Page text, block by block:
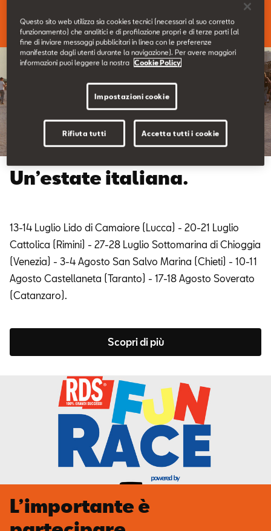
Configuratore
Un’estate italiana.
13-14 Luglio Lido di Camaiore (Lucca) - 20-21 Luglio
Cattolica (Rimini) - 27-28 Luglio Sottomarina di Chioggia
(Venezia) - 3-4 Agosto San Salvo Marina (Chieti) - 10-11
Agosto Castellaneta (Taranto) - 17-18 Agosto Soverato
(Catanzaro).
Scopri di più
L’importante è
Questo sito web utilizza sia cookies tecnici (necessari al suo corretto
funzionamento) che analitici e di profilazione propri e di terze parti (al
fine di inviare messaggi pubblicitari in linea con le preferenze
manifestate dagli utenti durante la navigazione). Per avere maggiori
informazioni puoi leggere la nostra
Cookie Policy
Impostazioni cookie
Rifiuta tutti Accetta tutti i cookie